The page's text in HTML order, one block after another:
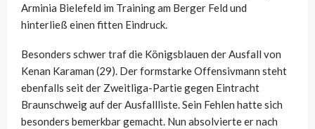
Arminia Bielefeld im Training am Berger Feld und
hinterließ einen fitten Eindruck.
Besonders schwer traf die Königsblauen der Ausfall von
Kenan Karaman (29). Der formstarke Offensivmann steht
ebenfalls seit der Zweitliga-Partie gegen Eintracht
Braunschweig auf der Ausfallliste. Sein Fehlen hatte sich
besonders bemerkbar gemacht. Nun absolvierte er nach